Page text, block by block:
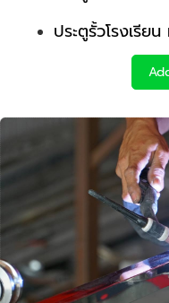
ประตูรั้วโรงเรีย